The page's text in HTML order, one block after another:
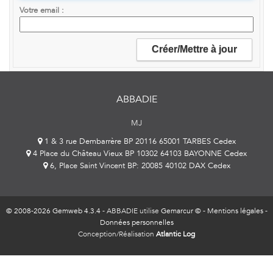
Votre email
ABBADIE
MJ
1 & 3 rue Dembarrère BP 20116 65001 TARBES Cedex
4 Place du Château Vieux BP 10302 64103 BAYONNE Cedex
6, Place Saint Vincent BP: 20085 40102 DAX Cedex
© 2008-2026 Gemweb 4.3.4- ABBADIE utilise Gemarcur ©- Mentions légales-
Données personnelles
Conception/Réalisation Atlantic Log